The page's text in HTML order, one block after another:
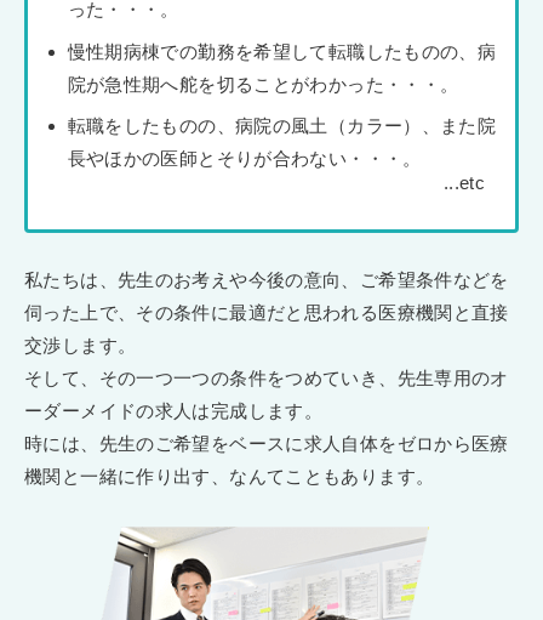
った・・・。
慢性期病棟での勤務を希望して転職したものの、病
院が急性期へ舵を切ることがわかった・・・。
転職をしたものの、病院の風土（カラー）、また院
長やほかの医師とそりが合わない・・・。
私たちは、先生のお考えや今後の意向、ご希望条件などを
伺った上で、その条件に最適だと思われる医療機関と直接
交渉します。
そして、その一つ一つの条件をつめていき、先生専用のオ
ーダーメイドの求人は完成します。
時には、先生のご希望をベースに求人自体をゼロから医療
機関と一緒に作り出す、なんてこともあります。